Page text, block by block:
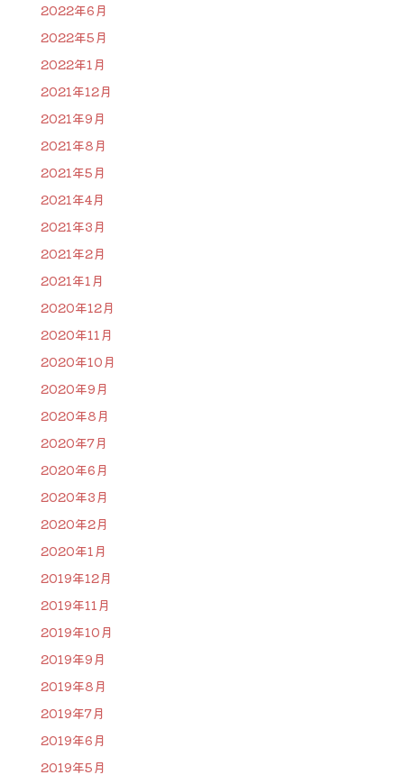
2022年6月
2022年5月
2022年1月
2021年12月
2021年9月
2021年8月
2021年5月
2021年4月
2021年3月
2021年2月
2021年1月
2020年12月
2020年11月
2020年10月
2020年9月
2020年8月
2020年7月
2020年6月
2020年3月
2020年2月
2020年1月
2019年12月
2019年11月
2019年10月
2019年9月
2019年8月
2019年7月
2019年6月
2019年5月